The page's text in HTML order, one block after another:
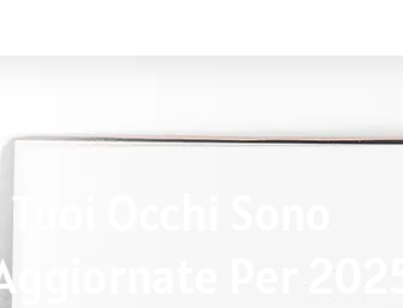
Occhi Sono
Per 2025)